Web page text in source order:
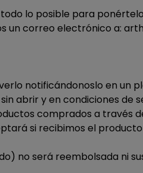
lo posible para
un correo electrónico a:
notificándonoslo en un
abrir y en condiciones de
comprados a través
si recibimos el
no será reembolsada ni